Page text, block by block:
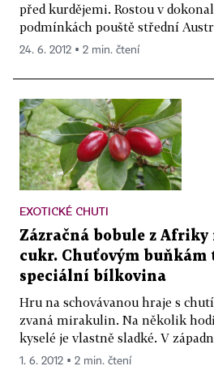
před kurdějemi. Rostou v
podmínkách pouště střední
24. 6. 2012 ▪ 2 min. čtení
EXOTICKÉ CHUTI
Zázračná bobule z Afriky
cukr. Chuťovým
speciální bílkovina
Hru na schovávanou hraje s
zvaná mirakulin. Na několik
kyselé je vlastně sladké. V
1. 6. 2012 ▪ 2 min. čtení